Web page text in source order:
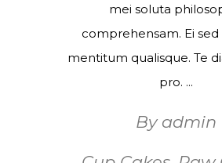
mei soluta
comprehensam. Ei
mentitum qualisque. Te
pro.
By admin